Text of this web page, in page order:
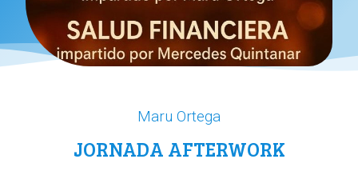
Maru Ortega
JORNADA AFTERWORK